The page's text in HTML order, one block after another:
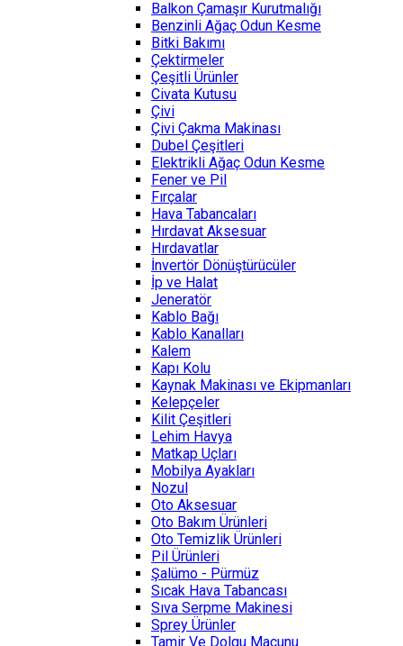
Balkon Çamaşır Kurutmalığı
Benzinli Ağaç Odun Kesme
Bitki Bakımı
Çektirmeler
Çeşitli Ürünler
Civata Kutusu
Çivi
Çivi Çakma Makinası
Dubel Çeşitleri
Elektrikli Ağaç Odun Kesme
Fener ve Pil
Fırçalar
Hava Tabancaları
Hırdavat Aksesuar
Hırdavatlar
İnvertör Dönüştürücüler
İp ve Halat
Jeneratör
Kablo Bağı
Kablo Kanalları
Kalem
Kapı Kolu
Kaynak Makinası ve Ekipmanları
Kelepçeler
Kilit Çeşitleri
Lehim Havya
Matkap Uçları
Mobilya Ayakları
Nozul
Oto Aksesuar
Oto Bakım Ürünleri
Oto Temizlik Ürünleri
Pil Ürünleri
Şalümo - Pürmüz
Sıcak Hava Tabancası
Sıva Serpme Makinesi
Sprey Ürünler
Tamir Ve Dolgu Macunu